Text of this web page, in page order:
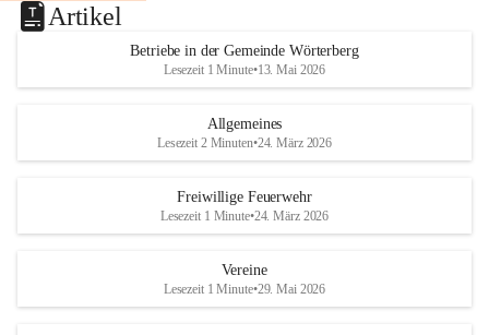
Artikel
Betriebe in der Gemeinde Wörterberg
Lesezeit 1 Minute•13. Mai 2026
Allgemeines
Lesezeit 2 Minuten•24. März 2026
Freiwillige Feuerwehr
Lesezeit 1 Minute•24. März 2026
Vereine
Lesezeit 1 Minute•29. Mai 2026